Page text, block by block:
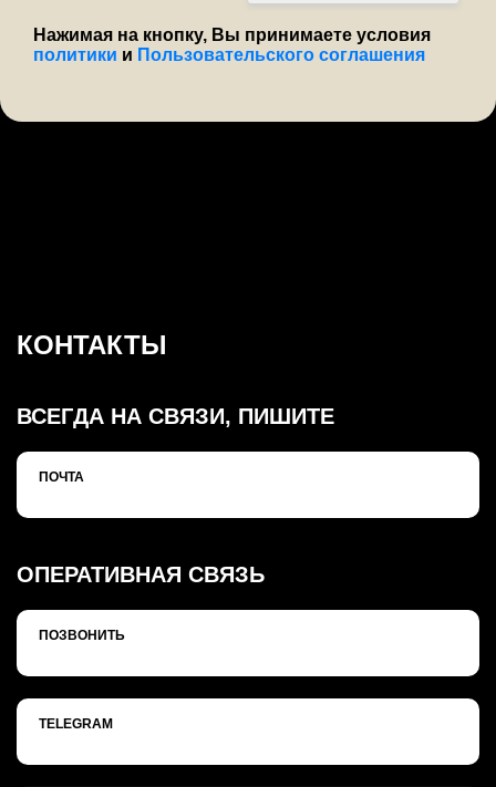
Нажимая на кнопку, Вы принимаете условия
политики и Пользовательского соглашения
КОНТАКТЫ
ВСЕГДА НА СВЯЗИ, ПИШИТЕ
ПОЧТА
ОПЕРАТИВНАЯ СВЯЗЬ
ПОЗВОНИТЬ
TELEGRAM